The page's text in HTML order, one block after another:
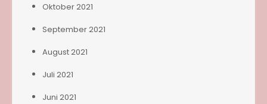
Oktober 2021
September 2021
August 2021
Juli 2021
Juni 2021